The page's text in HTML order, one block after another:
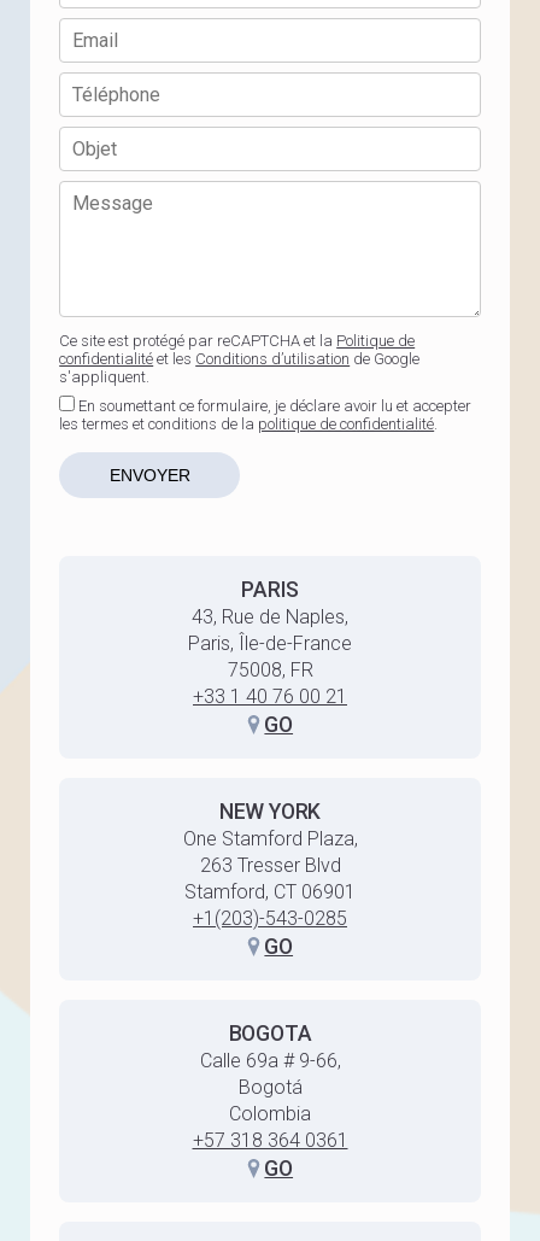
Ce site est protégé par reCAPTCHA et la Politique de
confidentialité et les Conditions d’utilisation de Google
s'appliquent.
En soumettant ce formulaire, je déclare avoir lu et accepter
les termes et conditions de la politique de confidentialité
PARIS
43, Rue de Naples,
Paris, Île-de-France
75008, FR
+33 1 40 76 00 21
GO
NEW YORK
One Stamford Plaza,
263 Tresser Blvd
Stamford, CT 06901
+1(203)-543-0285
GO
BOGOTA
Calle 69a # 9-66,
Bogotá
Colombia
+57 318 364 0361
GO